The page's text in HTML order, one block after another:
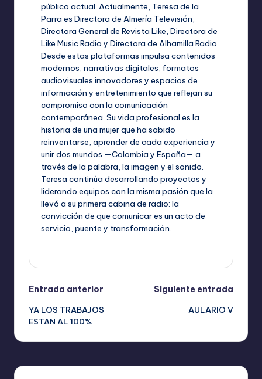
público actual. Actualmente, Teresa de la
Parra es Directora de Almería Televisión,
Directora General de Revista Like, Directora de
Like Music Radio y Directora de Alhamilla Radio.
Desde estas plataformas impulsa contenidos
modernos, narrativas digitales, formatos
audiovisuales innovadores y espacios de
información y entretenimiento que reflejan su
compromiso con la comunicación
contemporánea. Su vida profesional es la
historia de una mujer que ha sabido
reinventarse, aprender de cada experiencia y
unir dos mundos —Colombia y España— a
través de la palabra, la imagen y el sonido.
Teresa continúa desarrollando proyectos y
liderando equipos con la misma pasión que la
llevó a su primera cabina de radio: la
convicción de que comunicar es un acto de
servicio, puente y transformación.
Navegación
de
entradas
Entrada anterior
YA LOS TRABAJOS
ESTAN AL 100%
Siguiente entrada
AULARIO V